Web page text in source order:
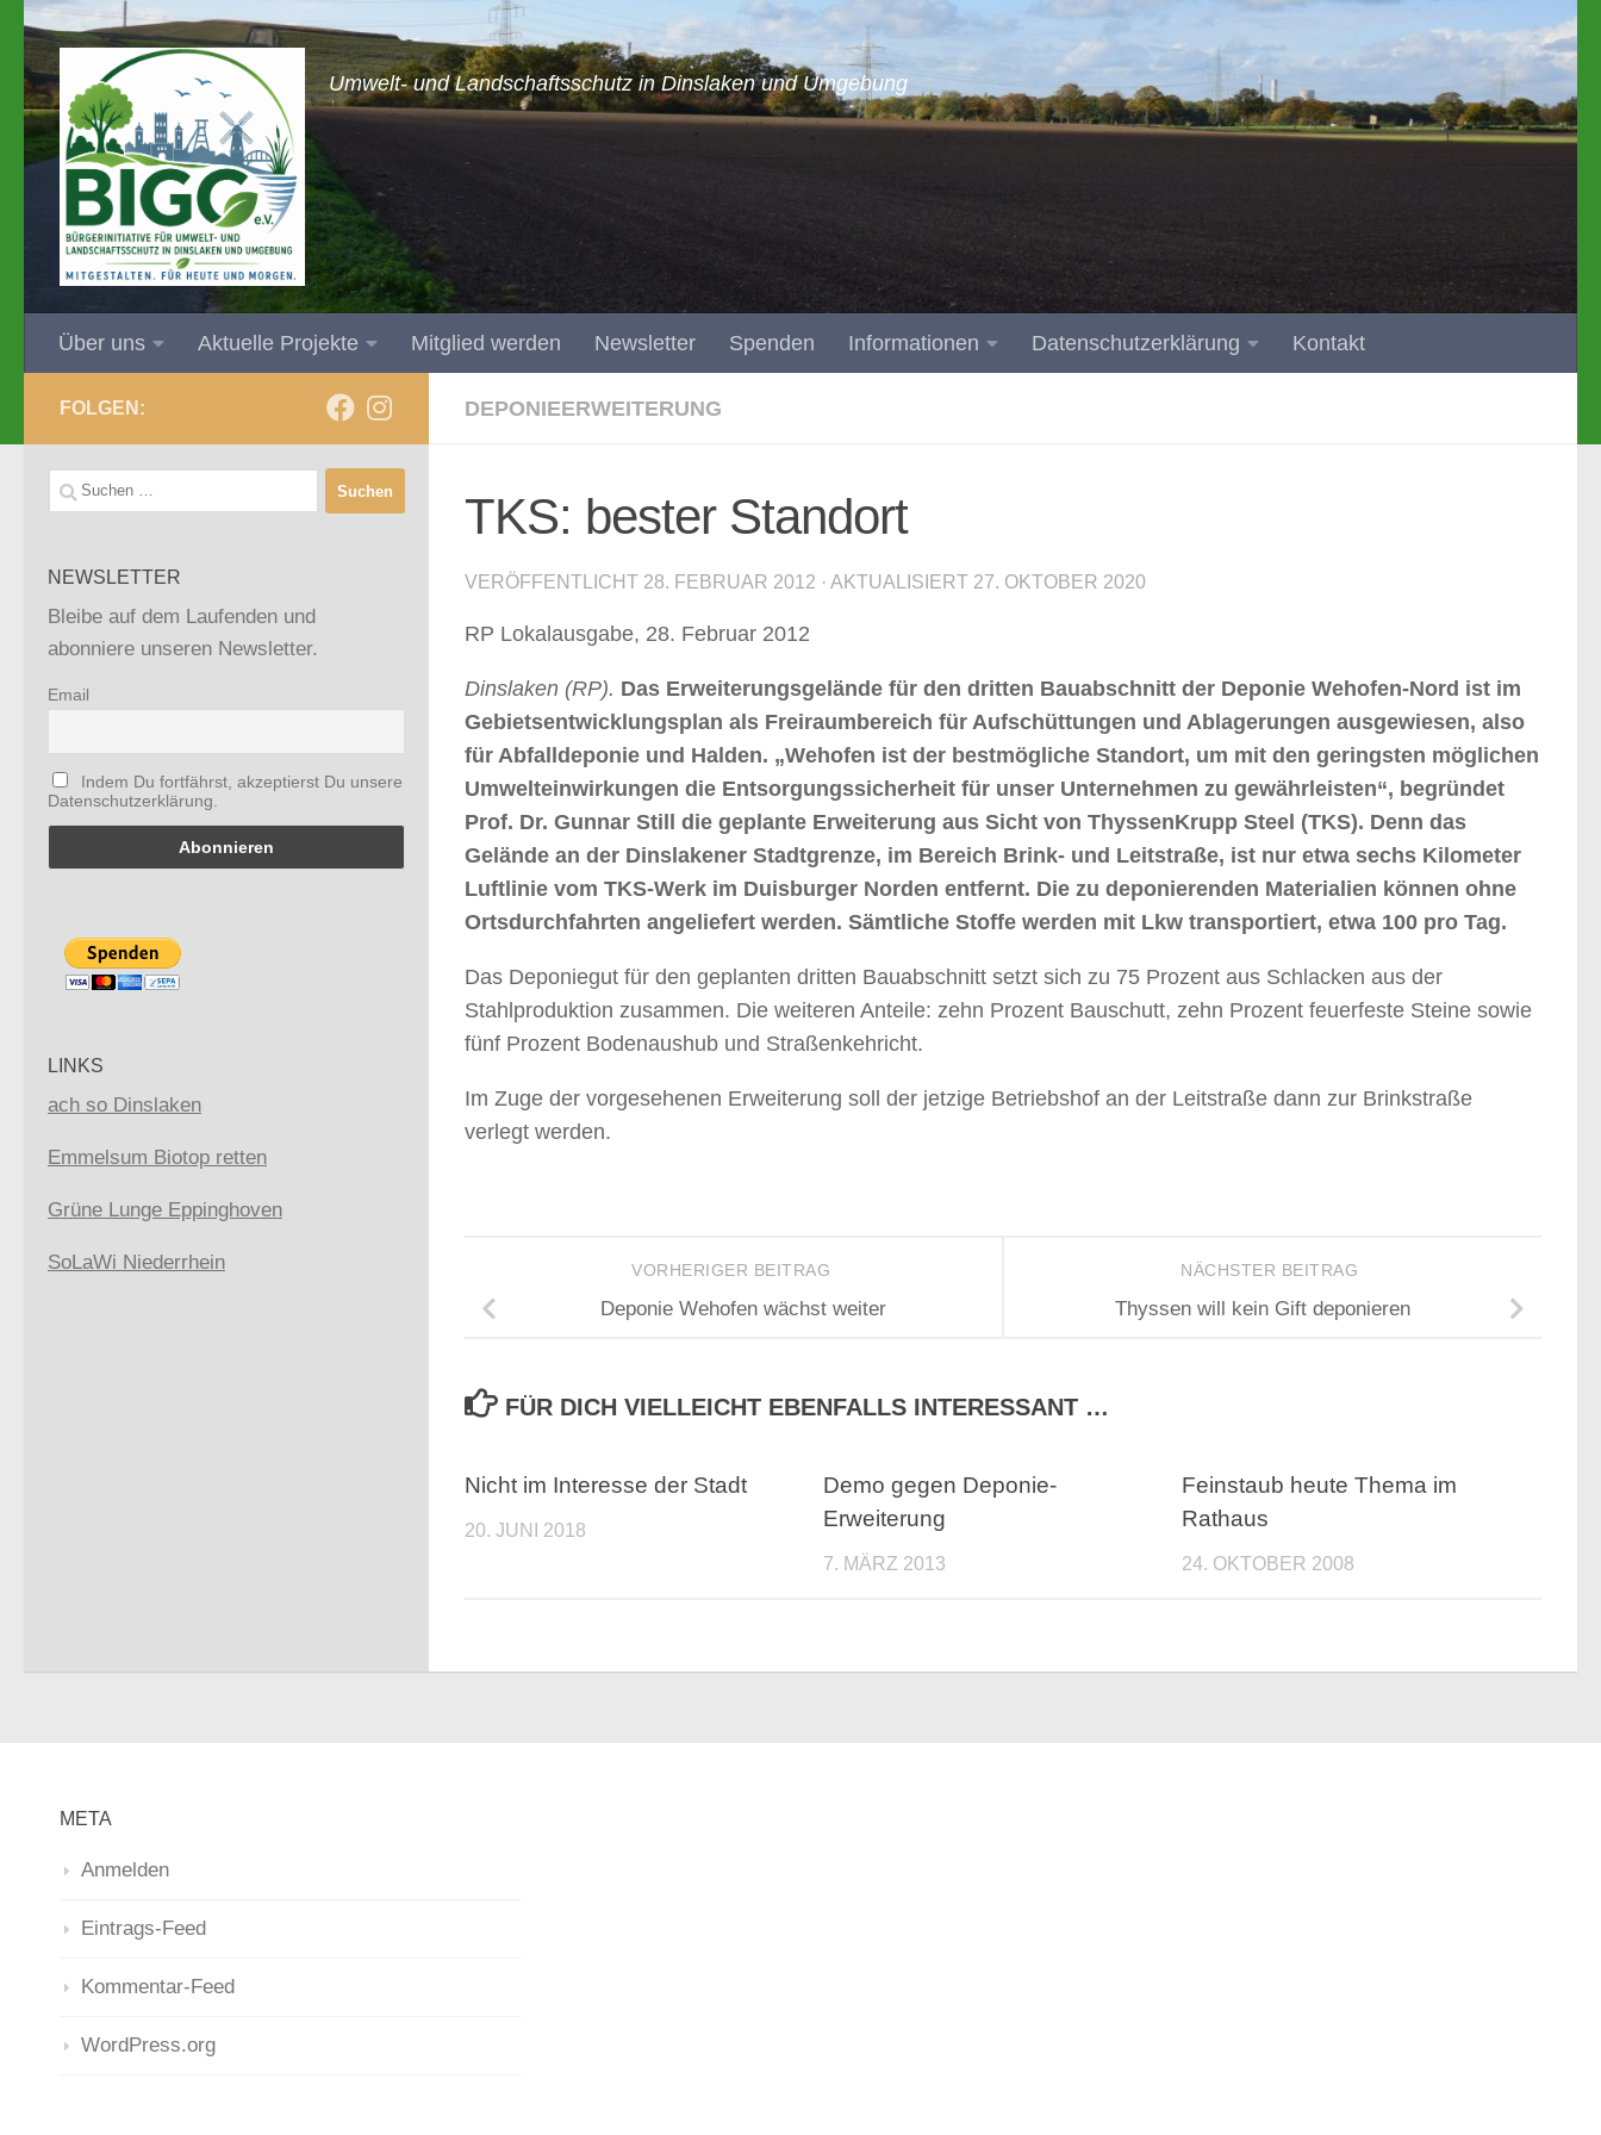
Zum Inhalt springen
Umwelt- und Landschaftsschutz in Dinslaken und Umgebung
Über uns Aktuelle Projekte Mitglied werden Newsletter Spenden Informationen Datenschutzerklärung Kontakt
DEPONIEERWEITERUNG
TKS: bester Standort
VERÖFFENTLICHT 28. FEBRUAR 2012 · AKTUALISIERT 27. OKTOBER 2020
RP Lokalausgabe, 28. Februar 2012
Dinslaken (RP). Das Erweiterungsgelände für den dritten Bauabschnitt der Deponie Wehofen-Nord ist im
Gebietsentwicklungsplan als Freiraumbereich für Aufschüttungen und Ablagerungen ausgewiesen, also
für Abfalldeponie und Halden. „Wehofen ist der bestmögliche Standort, um mit den geringsten möglichen
Umwelteinwirkungen die Entsorgungssicherheit für unser Unternehmen zu gewährleisten“, begründet
Prof. Dr. Gunnar Still die geplante Erweiterung aus Sicht von ThyssenKrupp Steel (TKS). Denn das
Gelände an der Dinslakener Stadtgrenze, im Bereich Brink- und Leitstraße, ist nur etwa sechs Kilometer
Luftlinie vom TKS-Werk im Duisburger Norden entfernt. Die zu deponierenden Materialien können ohne
Ortsdurchfahrten angeliefert werden. Sämtliche Stoffe werden mit Lkw transportiert, etwa 100 pro Tag.
Das Deponiegut für den geplanten dritten Bauabschnitt setzt sich zu 75 Prozent aus Schlacken aus der
Stahlproduktion zusammen. Die weiteren Anteile: zehn Prozent Bauschutt, zehn Prozent feuerfeste Steine sowie
fünf Prozent Bodenaushub und Straßenkehricht.
Im Zuge der vorgesehenen Erweiterung soll der jetzige Betriebshof an der Leitstraße dann zur Brinkstraße
verlegt werden.
NÄCHSTER BEITRAG
Thyssen will kein Gift deponieren
VORHERIGER BEITRAG
Deponie Wehofen wächst weiter
FÜR DICH VIELLEICHT EBENFALLS INTERESSANT …
Nicht im Interesse der Stadt
20. JUNI 2018
Demo gegen Deponie-
Erweiterung
7. MÄRZ 2013
Feinstaub heute Thema im
Rathaus
24. OKTOBER 2008
FOLGEN:
Suchen
nach:
NEWSLETTER
Bleibe auf dem Laufenden und
abonniere unseren Newsletter.
Email
Indem Du fortfährst, akzeptierst Du unsere
Datenschutzerklärung.
LINKS
ach so Dinslaken
Emmelsum Biotop retten
Grüne Lunge Eppinghoven
SoLaWi Niederrhein
META
Anmelden
Eintrags-Feed
Kommentar-Feed
WordPress.org